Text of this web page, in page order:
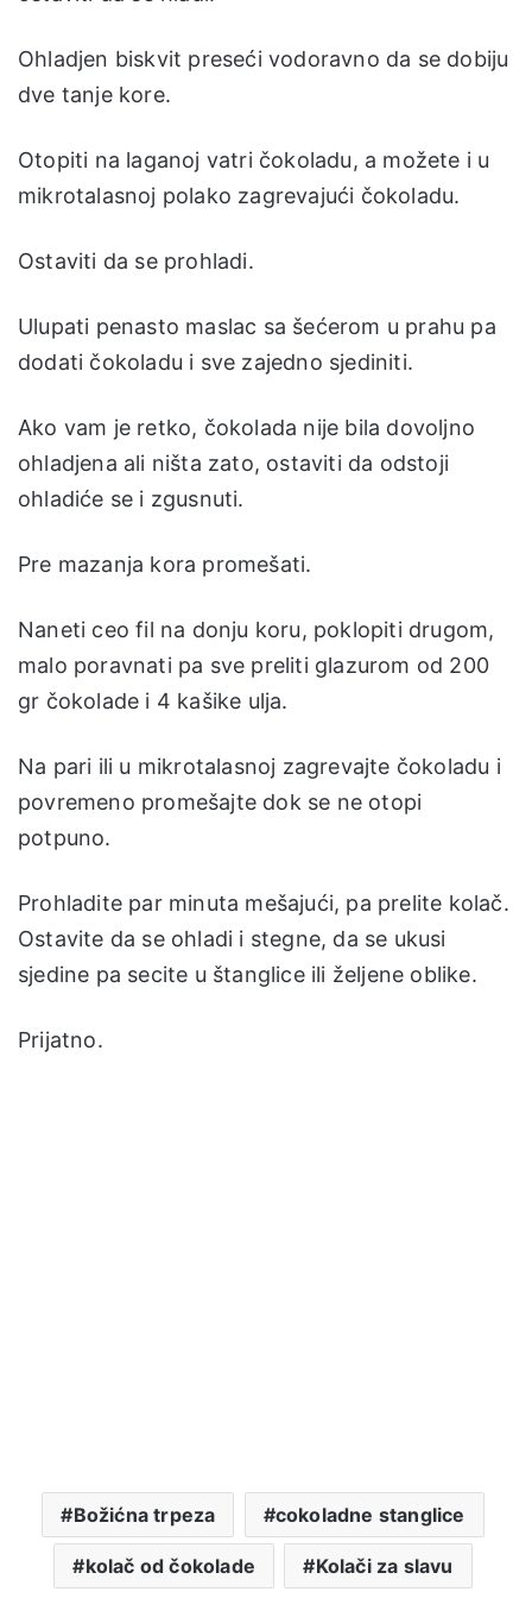
Ohladjen biskvit preseći vodoravno da se dobiju
dve tanje kore.
Otopiti na laganoj vatri čokoladu, a možete i u
mikrotalasnoj polako zagrevajući čokoladu.
Ostaviti da se prohladi.
Ulupati penasto maslac sa šećerom u prahu pa
dodati čokoladu i sve zajedno sjediniti.
Ako vam je retko, čokolada nije bila dovoljno
ohladjena ali ništa zato, ostaviti da odstoji
ohladiće se i zgusnuti.
Pre mazanja kora promešati.
Naneti ceo fil na donju koru, poklopiti drugom,
malo poravnati pa sve preliti glazurom od 200
gr čokolade i 4 kašike ulja.
Na pari ili u mikrotalasnoj zagrevajte čokoladu i
povremeno promešajte dok se ne otopi
potpuno.
Prohladite par minuta mešajući, pa prelite kolač.
Ostavite da se ohladi i stegne, da se ukusi
sjedine pa secite u štanglice ili željene oblike.
Prijatno.
Božićna trpeza cokoladne stanglice
kolač od čokolade Kolači za slavu